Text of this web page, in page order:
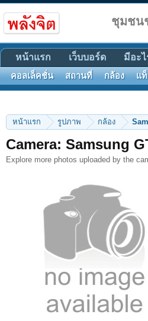
หน้าแรก รูปภาพ กล้อง
Camera: Samsung
Explore more photos uploaded by the
ชุมชน
หน้าแรก เว็บบอร์ด มีอะ
คอลเล็คชั่น สถานที่ กล้อง แ